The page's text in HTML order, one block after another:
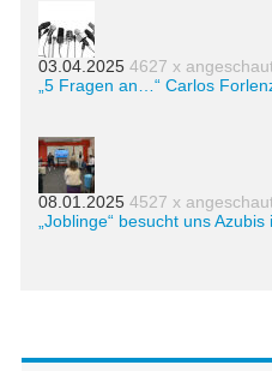
03.04.2025 4627 x
„5 Fragen an…“ Carlos
08.01.2025 4527 x
„Joblinge“ besucht uns